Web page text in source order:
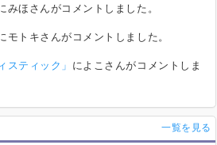
みほさんがコメントしました。
モトキさんがコメントしました。
スティック」 によこさんがコメントしま
一覧を見る